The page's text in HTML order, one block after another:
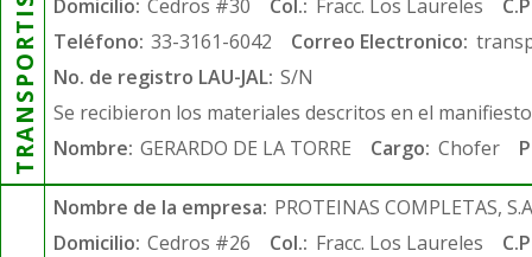
TRANSPORTISTA
Domicilio: Cedros #30 Col.: Fracc. Los Laureles
Teléfono: 33-3161-6042 Correo Electronico:
No. de registro LAU-JAL: S/N
Se recibieron los materiales descritos en el
Nombre: GERARDO DE LA TORRE Cargo: Chofer
Nombre de la empresa: PROTEINAS COMPLETAS,
Domicilio: Cedros #26 Col.: Fracc. Los Laureles